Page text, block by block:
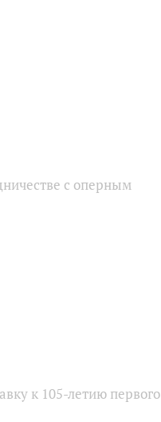
с оперным
к 105-летию первого